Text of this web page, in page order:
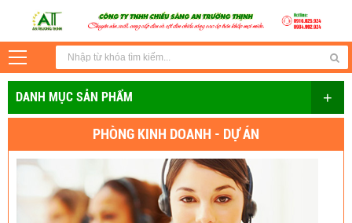
DANH MỤC SẢN PHẨM +
PHÒNG KINH DOANH - DỰ ÁN